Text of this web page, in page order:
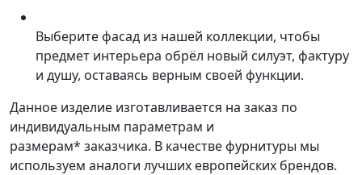
Выберите фасад из нашей коллекции, чтобы
предмет интерьера обрёл новый силуэт, фактуру
и душу, оставаясь верным своей функции.
Данное изделие изготавливается на заказ по
индивидуальным параметрам и
размерам* заказчика. В качестве фурнитуры мы
используем аналоги лучших европейских брендов.